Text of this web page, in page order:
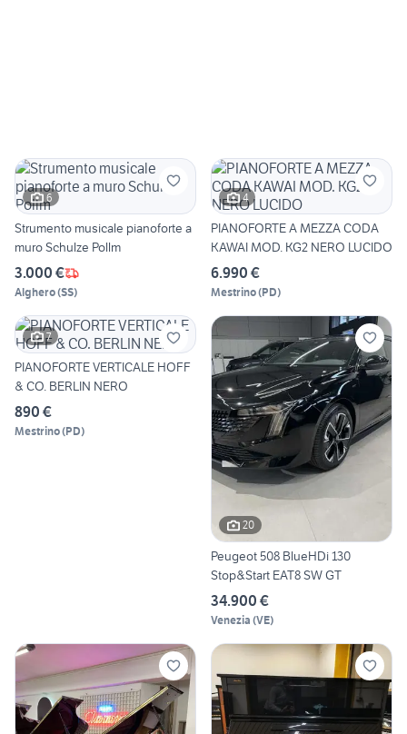
6
Strumento musicale pianoforte a
muro Schulze Pollm
3.000 €
Alghero(SS)
4
PIANOFORTE A MEZZA CODA
KAWAI MOD. KG2 NERO LUCIDO
6.990 €
Mestrino(PD)
7
PIANOFORTE VERTICALE HOFF
& CO. BERLIN NERO
890 €
Mestrino(PD)
20
Peugeot 508 BlueHDi 130
Stop&Start EAT8 SW GT
34.900 €
Venezia (VE)